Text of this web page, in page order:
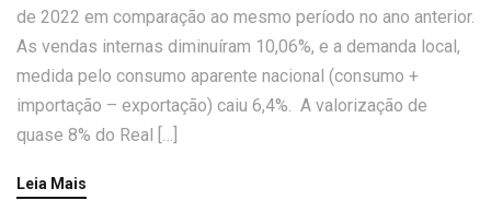
de 2022 em comparação ao mesmo período no ano anterior.
As vendas internas diminuíram 10,06%, e a demanda local,
medida pelo consumo aparente nacional (consumo +
importação – exportação) caiu 6,4%. A valorização de
quase 8% do Real […]
Leia Mais